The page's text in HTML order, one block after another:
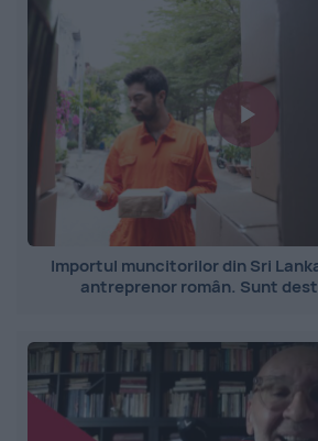
Importul muncitorilor din Sri
antreprenor român. Sunt